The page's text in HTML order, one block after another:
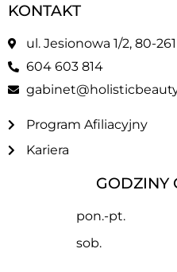
KONTAKT
ul. Jesionowa 1/2, 80-
604 603 814
Program Afiliacyjny
Kariera
GODZINY
pon.-pt.
sob.